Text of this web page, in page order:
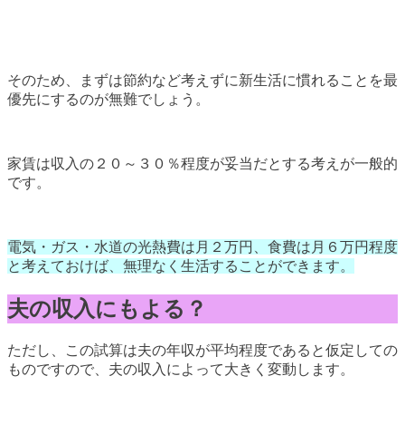
そのため、まずは節約など考えずに新生活に慣れることを最
優先にするのが無難でしょう。
家賃は収入の２０～３０％程度が妥当だとする考えが一般的
です。
電気・ガス・水道の光熱費は月２万円、食費は月６万円程度
と考えておけば、無理なく生活することができます。
夫の収入にもよる？
ただし、この試算は夫の年収が平均程度であると仮定しての
ものですので、夫の収入によって大きく変動します。